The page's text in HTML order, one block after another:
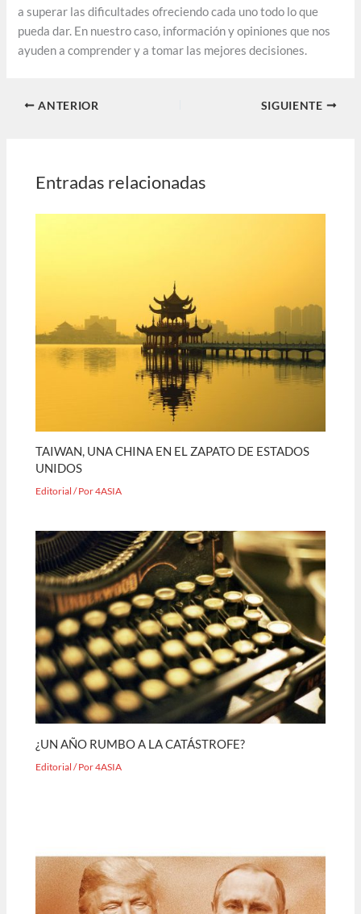
a superar las dificultades ofreciendo cada uno todo lo que
pueda dar. En nuestro caso, información y opiniones que nos
ayuden a comprender y a tomar las mejores decisiones.
ANTERIOR SIGUIENTE
Entradas relacionadas
TAIWAN, UNA CHINA EN EL ZAPATO DE ESTADOS
UNIDOS
Editorial / Por4ASIA
¿UN AÑO RUMBO A LA CATÁSTROFE?
Editorial / Por4ASIA